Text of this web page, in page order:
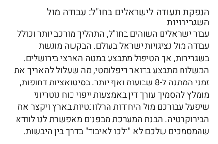
הנפקת תעודה לישראלים בחו"ל: עבודה מול
השגרירויות
עבור ישראלים השוהים בחו"ל, התהליך מורכב יותר וכולל
עבודה מול נציגויות ישראל בעולם. הבקשה מוגשת
בשגרירות, אך הטיפול מתבצע במטה הארצי בירושלים.
המשלוח מתבצע בדואר דיפלומטי, מה שעלול להאריך את
זמני המתנה ל-8 שבועות ואף יותר. בסיטואציות דחופות,
מומלץ להסמיך עורך דין באמצעות ייפוי כוח נוטריוני
שיפעל עבורכם מול היחידות הרלוונטיות בארץ ויקצר את
הבירוקרטיה. הבנת המערכת מבפנים מאפשרת לנו לוודא
שהמסמכים שלכם לא "ילכו לאיבוד" בדרך בין היבשות.